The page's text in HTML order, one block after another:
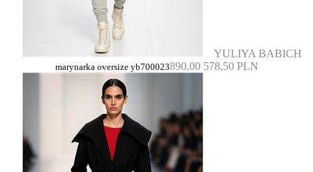
YULIYA BABICH
marynarka oversize yb700023890,00 578,50 PLN